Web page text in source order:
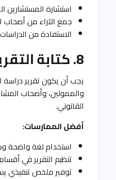
استشارة المستشارين
جمع الآراء من أصحاب
الاستفادة من
8. كتابة التقرير بشكل منظم وواضح
يجب أن يكون تقرير
والممولين، وأصحاب
القانوني.
أفضل الممارسات:
استخدام لغة واضحة
تنظيم التقرير في
توفير ملخص تنفيذي